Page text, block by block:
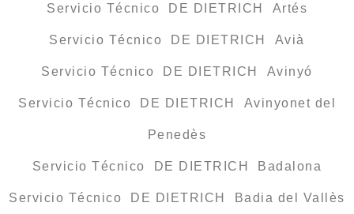
Servicio Técnico DE DIETRICH Artés
Servicio Técnico DE DIETRICH Avià
Servicio Técnico DE DIETRICH Avinyó
Servicio Técnico DE DIETRICH Avinyonet del
Penedès
Servicio Técnico DE DIETRICH Badalona
Servicio Técnico DE DIETRICH Badia del Vallès